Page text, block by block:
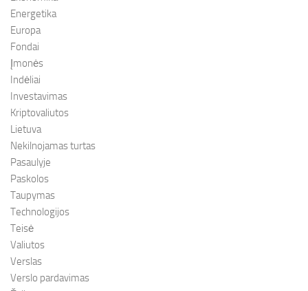
Energetika
Europa
Fondai
Įmonės
Indėliai
Investavimas
Kriptovaliutos
Lietuva
Nekilnojamas turtas
Pasaulyje
Paskolos
Taupymas
Technologijos
Teisė
Valiutos
Verslas
Verslo pardavimas